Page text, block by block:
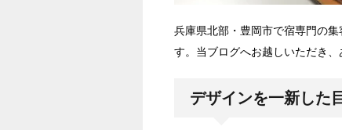
兵庫県北部・豊岡市で宿専門の
す。当ブログへお越しいただき、
デザインを一新した